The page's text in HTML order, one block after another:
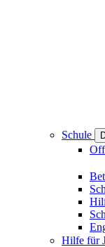
Schule
Hilfe für